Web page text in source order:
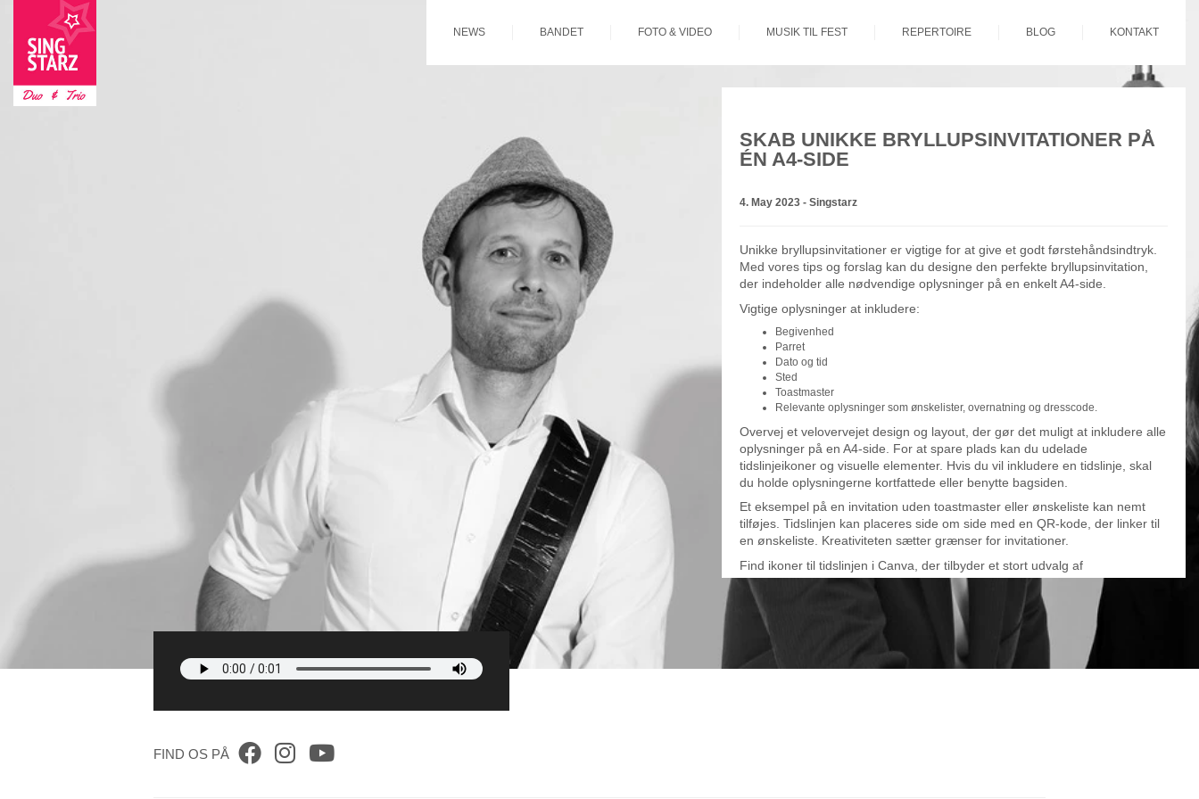
NEWS BANDET FOTO & VIDEO MUSIK TIL FEST REPERTOIRE BLOG KONTAKT
SKAB UNIKKE BRYLLUPSINVITATIONER PÅ
ÉN A4-SIDE
4. May 2023 -Singstarz
Unikke bryllupsinvitationer er vigtige for at give et godt førstehåndsindtryk.
Med vores tips og forslag kan du designe den perfekte bryllupsinvitation,
der indeholder alle nødvendige oplysninger på en enkelt A4-side.
Vigtige oplysninger at inkludere:
Begivenhed
Parret
Dato og tid
Sted
Toastmaster
Relevante oplysninger som ønskelister, overnatning og dresscode.
Overvej et velovervejet design og layout, der gør det muligt at inkludere alle
oplysninger på en A4-side. For at spare plads kan du udelade
tidslinjeikoner og visuelle elementer. Hvis du vil inkludere en tidslinje, skal
du holde oplysningerne kortfattede eller benytte bagsiden.
Et eksempel på en invitation uden toastmaster eller ønskeliste kan nemt
tilføjes. Tidslinjen kan placeres side om side med en QR-kode, der linker til
en ønskeliste. Kreativiteten sætter grænser for invitationer.
Find ikoner til tidslinjen i Canva, der tilbyder et stort udvalg af
designværktøjer og elementer til at skabe smukke bryllupsinvitationer. Brug
fokusnøgleordet “Unikke bryllupsinvitationer” mindst to gange i teksten for
at opnå bedre SEO-resultater.
Afslutningsvis kan du med kreativitet og planlægning skabe fantastiske
bryllupsinvitationer, der inkluderer alle vigtige detaljer på en A4-side. Sørg
FIND OS PÅ